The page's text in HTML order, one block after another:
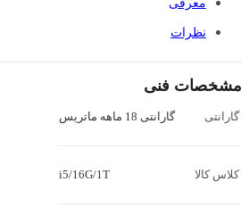
معرفی
نظرات
مشخصات فنی
گارانتی گارانتی 18 ماهه ماتریس
کلاس کالا i5/16G/1T